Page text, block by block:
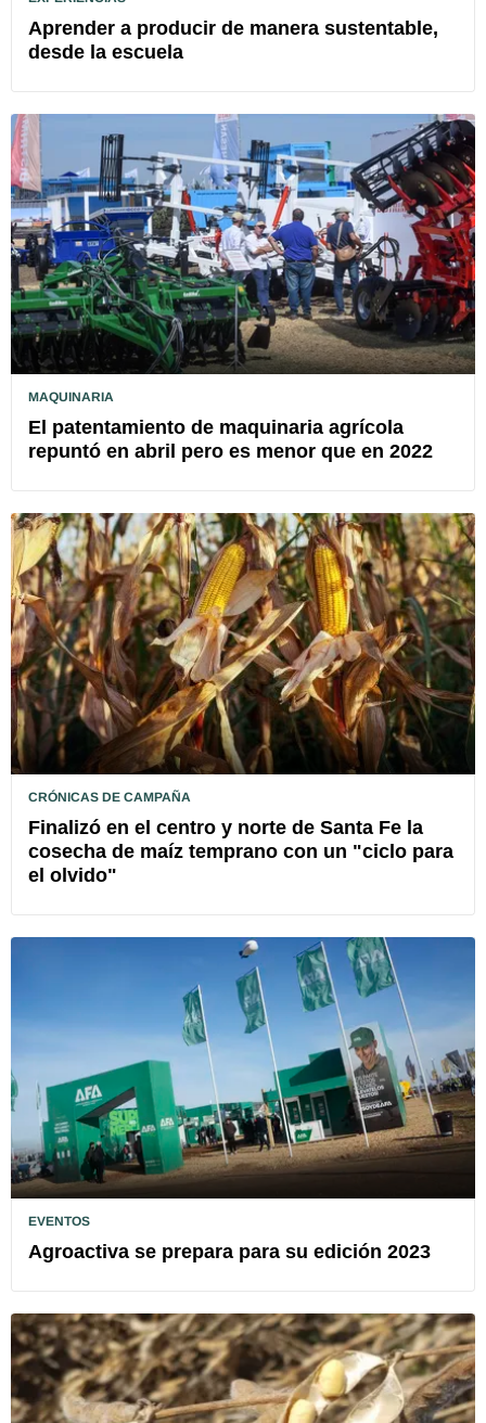
Aprender a producir de manera sustentable,
desde la escuela
MAQUINARIA
El patentamiento de maquinaria agrícola
repuntó en abril pero es menor que en 2022
CRÓNICAS DE CAMPAÑA
Finalizó en el centro y norte de Santa Fe la
cosecha de maíz temprano con un "ciclo para
el olvido"
EVENTOS
Agroactiva se prepara para su edición 2023